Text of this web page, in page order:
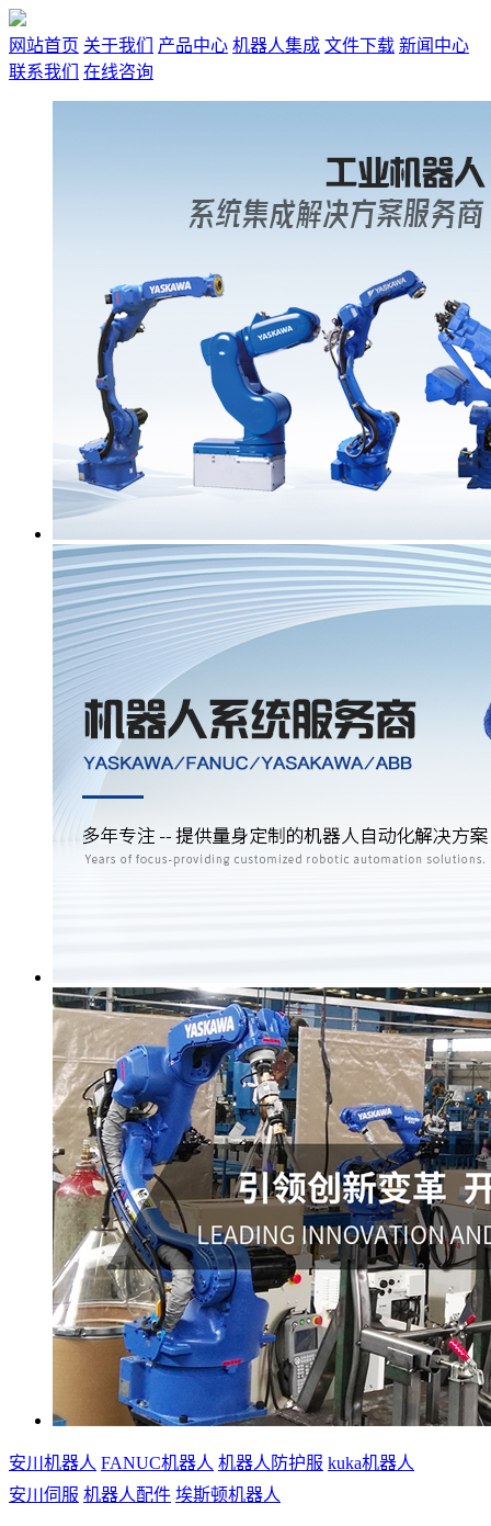
网站首页 关于我们 产品中心 机器人集成 文件下载 新闻中心
联系我们
在线咨询
安川机器人 FANUC机器人 机器人防护服 kuka机器人
安川伺服 机器人配件 埃斯顿机器人